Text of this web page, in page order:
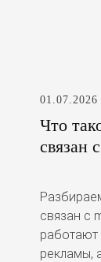
01.07.2026
Что
связан
связан с
работают
рекламы,